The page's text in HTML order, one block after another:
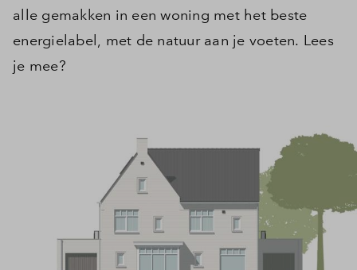
alle gemakken in een woning met het beste
energielabel, met de natuur aan je voeten. Lees
je mee?